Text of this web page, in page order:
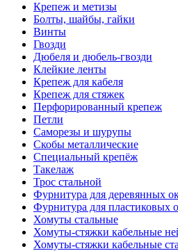
Крепеж и метизы
Болты, шайбы, гайки
Винты
Гвозди
Дюбеля и дюбель-гвозди
Клейкие ленты
Крепеж для кабеля
Крепеж для стяжек
Перфорированный крепеж
Петли
Саморезы и шурупы
Скобы металлические
Специальный крепёж
Такелаж
Трос стальной
Фурнитура для деревянных
Фурнитура для пластиковых
Хомуты стальные
Хомуты-стяжки кабельные
Хомуты-стяжки кабельные